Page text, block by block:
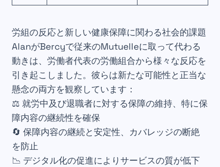
労組の反応と新しい健康保障に関わる社会的課題
AlanがBercyで従来のMutuelleに取って代わる
動きは、労働者代表の労働組合から様々な反応を
引き起こしました。彼らは新たな可能性と正当な
懸念の両方を観察しています：
⚖️ 就労中及び退職者に対する保障の維持、特に保
障内容の継続性を確保
🔄 保障内容の継続と安定性、カバレッジの断絶
を防止
📉 デジタル化の促進によりサービスの質が低下